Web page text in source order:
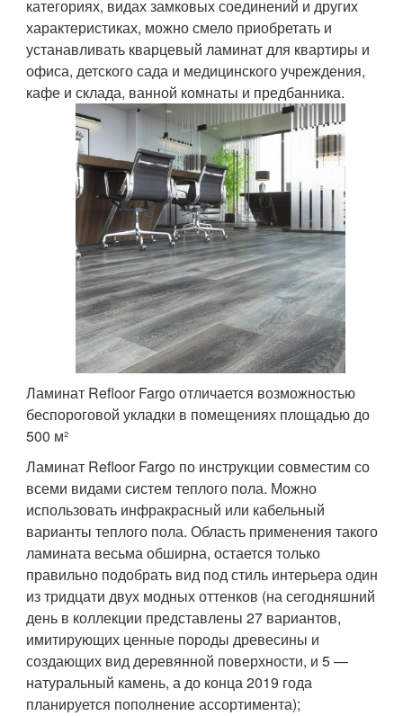
категориях, видах замковых соединений и других
характеристиках, можно смело приобретать и
устанавливать кварцевый ламинат для квартиры и
офиса, детского сада и медицинского учреждения,
кафе и склада, ванной комнаты и предбанника.
Ламинат Refloor Fargo отличается возможностью
беспороговой укладки в помещениях площадью до
500 м²
Ламинат Refloor Fargo по инструкции совместим со
всеми видами систем теплого пола. Можно
использовать инфракрасный или кабельный
варианты теплого пола. Область применения такого
ламината весьма обширна, остается только
правильно подобрать вид под стиль интерьера один
из тридцати двух модных оттенков (на сегодняшний
день в коллекции представлены 27 вариантов,
имитирующих ценные породы древесины и
создающих вид деревянной поверхности, и 5 —
натуральный камень, а до конца 2019 года
планируется пополнение ассортимента);